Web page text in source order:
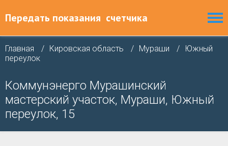
Передать показания счетчика
Главная Кировская область Мураши
Южный
переулок
Коммунэнерго Мурашинский
мастерский участок, Мураши, Южный
переулок, 15